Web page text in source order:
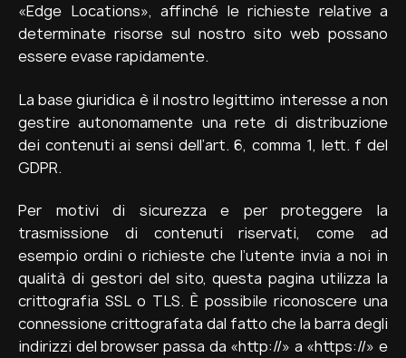
«Edge Locations», affinché le richieste relative a
determinate risorse sul nostro sito web possano
essere evase rapidamente.
La base giuridica è il nostro legittimo interesse a non
gestire autonomamente una rete di distribuzione
dei contenuti ai sensi dell’art. 6, comma 1, lett. f del
GDPR.
Per motivi di sicurezza e per proteggere la
trasmissione di contenuti riservati, come ad
esempio ordini o richieste che l’utente invia a noi in
qualità di gestori del sito, questa pagina utilizza la
crittografia SSL o TLS. È possibile riconoscere una
connessione crittografata dal fatto che la barra degli
indirizzi del browser passa da «http://» a «https://» e